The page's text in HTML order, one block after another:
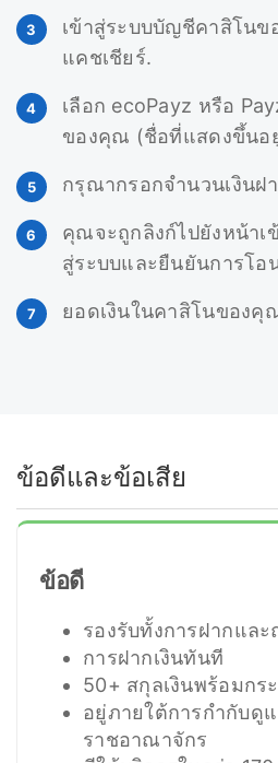
เข้าสู่ระบบบัญชีคาสิโน
แคชเชียร์.
เลือก ecoPayz หรือ
ของคุณ (ชื่อที่แสดงขึ้นอ
กรุณากรอกจำนวนเงินฝ
คุณจะถูกลิงก์ไปยังหน้าเ
สู่ระบบและยืนยันการโอ
ยอดเงินในคาสิโนของคุ
ข้อดีและข้อเสีย
ข้อดี
รองรับทั้งการฝากและ
การฝากเงินทันที
50+ สกุลเงินพร้อมกร
อยู่ภายใต้การกำกับดู
ราชอาณาจักร